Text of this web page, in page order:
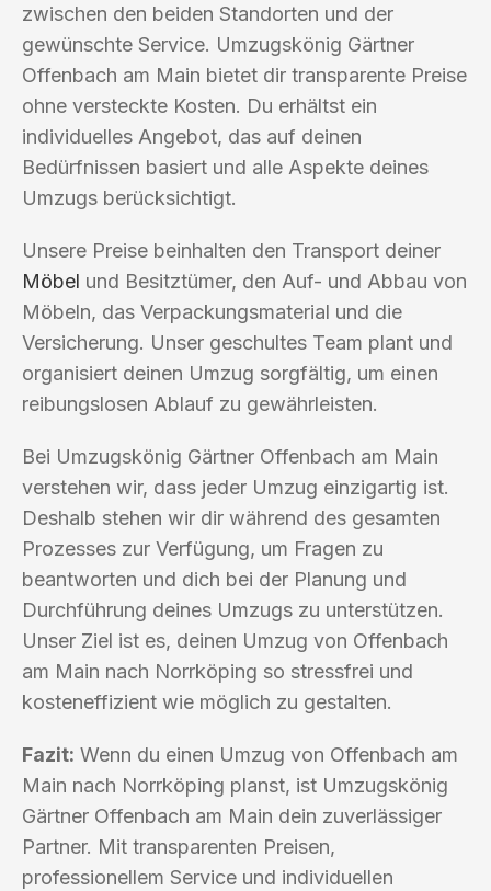
zwischen den beiden Standorten und der
gewünschte Service. Umzugskönig Gärtner
Offenbach am Main bietet dir transparente Preise
ohne versteckte Kosten. Du erhältst ein
individuelles Angebot, das auf deinen
Bedürfnissen basiert und alle Aspekte deines
Umzugs berücksichtigt.
Unsere Preise beinhalten den Transport deiner
Möbel und Besitztümer, den Auf- und Abbau von
Möbeln, das Verpackungsmaterial und die
Versicherung. Unser geschultes Team plant und
organisiert deinen Umzug sorgfältig, um einen
reibungslosen Ablauf zu gewährleisten.
Bei Umzugskönig Gärtner Offenbach am Main
verstehen wir, dass jeder Umzug einzigartig ist.
Deshalb stehen wir dir während des gesamten
Prozesses zur Verfügung, um Fragen zu
beantworten und dich bei der Planung und
Durchführung deines Umzugs zu unterstützen.
Unser Ziel ist es, deinen Umzug von Offenbach
am Main nach Norrköping so stressfrei und
kosteneffizient wie möglich zu gestalten.
Fazit: Wenn du einen Umzug von Offenbach am
Main nach Norrköping planst, ist Umzugskönig
Gärtner Offenbach am Main dein zuverlässiger
Partner. Mit transparenten Preisen,
professionellem Service und individuellen